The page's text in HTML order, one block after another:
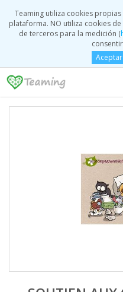
Teaming utiliza cookies
plataforma. NO utiliza cookies
de terceros para la medición (
Aceptar